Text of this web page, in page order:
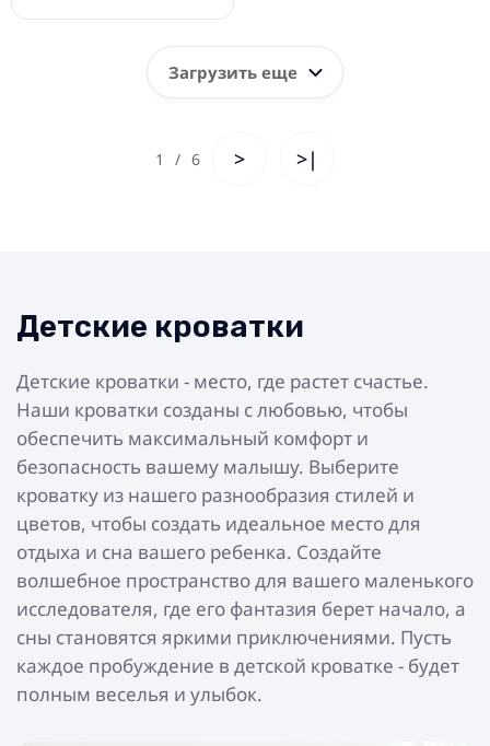
Загрузить еще
1 / 6 > >|
Детские кроватки
Детские кроватки - место, где растет счастье.
Наши кроватки созданы с любовью, чтобы
обеспечить максимальный комфорт и
безопасность вашему малышу. Выберите
кроватку из нашего разнообразия стилей и
цветов, чтобы создать идеальное место для
отдыха и сна вашего ребенка. Создайте
волшебное пространство для вашего маленького
исследователя, где его фантазия берет начало, а
сны становятся яркими приключениями. Пусть
каждое пробуждение в детской кроватке - будет
полным веселья и улыбок.